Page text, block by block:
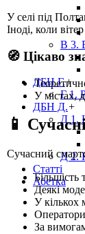
В 3.
ДБН Г.+
Г 1.
ДБН Д.+
Д 1.
Д 2.
Статті
Абетка
У селі під
Іноді, коли
🧭 Цікаво
У містах,
📱
Сучасний
Більшість
Деякі
У кількох
За